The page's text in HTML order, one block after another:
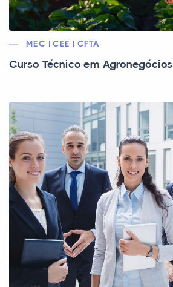
MEC | CEE | CFTA
Curso Técnico em Agronegócios